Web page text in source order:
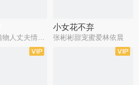
女子痴爱植物人丈夫情定一生
小女花不弃
张彬彬甜宠蜜爱林依晨